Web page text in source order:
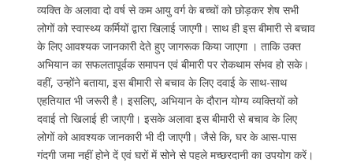
व्यक्ति के अलावा दो वर्ष से कम आयु वर्ग के बच्चों को छोड़कर शेष सभी
लोगों को स्वास्थ्य कर्मियों द्वारा खिलाई जाएगी। साथ ही इस बीमारी से बचाव
के लिए आवश्यक जानकारी देते हुए जागरूक किया जाएगा । ताकि उक्त
अभियान का सफलतापूर्वक समापन एवं बीमारी पर रोकथाम संभव हो सके।
वहीं, उन्होंने बताया, इस बीमारी से बचाव के लिए दवाई के साथ-साथ
एहतियात भी जरूरी है। इसलिए, अभियान के दौरान योग्य व्यक्तियों को
दवाई तो खिलाई ही जाएगी। इसके अलावा इस बीमारी से बचाव के लिए
लोगों को आवश्यक जानकारी भी दी जाएगी। जैसे कि, घर के आस-पास
गंदगी जमा नहीं होने दें एवं घरों में सोने से पहले मच्छरदानी का उपयोग करें।